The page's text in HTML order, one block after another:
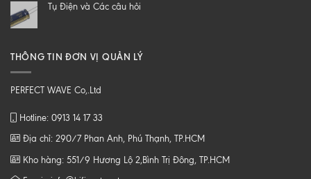
Z
Tụ Điện và Các câu hỏi
THÔNG TIN ĐƠN VỊ QUẢN LÝ
PERFECT WAVE Co,.Ltd
Hotline: 0913 14 17 33
Địa chỉ: 290/7 Phan Anh, Phú Thạnh, TP.HCM
Kho hàng: 551/9 Hương Lộ 2,Bình Trị Đông, TP.HCM